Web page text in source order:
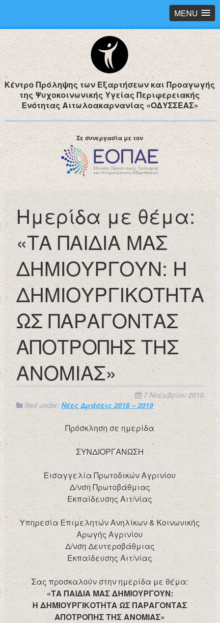
MENU
Κέντρο Πρόληψης των Εξαρτήσεων και Προαγωγής
της Ψυχοκοινωνικής Υγείας Περιφερειακής
Ενότητας Αιτωλοακαρνανίας «ΟΔΥΣΣΕΑΣ»
Σε συνεργασία με τον
Ημερίδα με θέμα:
«ΤΑ ΠΑΙΔΙΑ ΜΑΣ
ΔΗΜΙΟΥΡΓΟΥΝ: Η
ΔΗΜΙΟΥΡΓΙΚΟΤΗΤΑ
ΩΣ ΠΑΡΑΓΟΝΤΑΣ
ΑΠΟΤΡΟΠΗΣ ΤΗΣ
ΑΝΟΜΙΑΣ»
7 Νοεμβρίου 2018
filed under: Νέες Δράσεις 2018 – 2019
Πρόσκληση σε ημερίδα
ΣΥΝΔΙΟΡΓΑΝΩΣΗ
Εισαγγελία Πρωτοδικών Αγρινίου
Δ/νση Πρωτοβάθμιας
Εκπαίδευσης Αιτ/νίας
Υπηρεσία Επιμελητών Ανηλίκων & Κοινωνικής
Αρωγής Αγρινίου
Δ/νση Δευτεροβάθμιας
Εκπαίδευσης Αιτ/νίας
Σας προσκαλούν στην ημερίδα με θέμα:
«ΤΑ ΠΑΙΔΙΑ ΜΑΣ ΔΗΜΙΟΥΡΓΟΥΝ:
Η ΔΗΜΙΟΥΡΓΙΚΟΤΗΤΑ ΩΣ ΠΑΡΑΓΟΝΤΑΣ
ΑΠΟΤΡΟΠΗΣ ΤΗΣ ΑΝΟΜΙΑΣ»